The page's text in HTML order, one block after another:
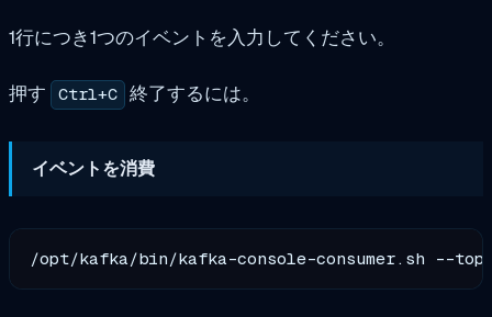
1行につき1つのイベントを入力してください。
押す Ctrl+C 終了するには。
イベントを消費